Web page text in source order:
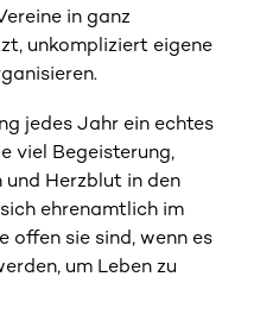
in ganz
unkompliziert eigene
jedes Jahr ein echtes
viel Begeisterung,
Herzblut in den
ehrenamtlich im
offen sie sind, wenn es
um Leben zu